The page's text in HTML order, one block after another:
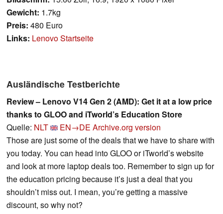
Gewicht: 1.7kg
Preis: 480 Euro
Links: Lenovo Startseite
Ausländische Testberichte
Review – Lenovo V14 Gen 2 (AMD): Get it at a low price
thanks to GLOO and iTworld’s Education Store
Quelle: NLT EN→DE Archive.org version
Those are just some of the deals that we have to share with
you today. You can head into GLOO or iTworld’s website
and look at more laptop deals too. Remember to sign up for
the education pricing because it’s just a deal that you
shouldn’t miss out. I mean, you’re getting a massive
discount, so why not?